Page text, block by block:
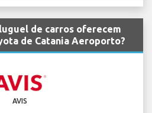
de carros oferecem
de Catania Aeroporto?
AVIS